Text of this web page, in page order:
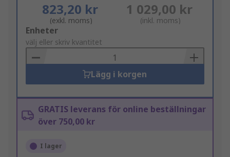
823,20 kr
(exkl. moms)
1 029,00 kr
(inkl. moms)
Add
to
Basket
Enheter
välj eller skriv kvantitet
Lägg i korgen
GRATIS leverans för online beställningar
över 750,00 kr
I lager